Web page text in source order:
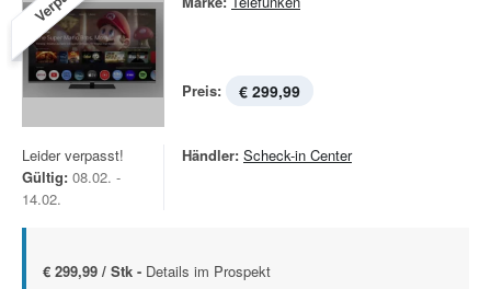
Preis: € 299,99
Leider verpasst!
Gültig: 08.02. -
14.02.
Händler: Scheck-in Center
€ 299,99 / Stk - Details im Prospekt